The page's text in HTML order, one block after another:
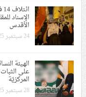
الإسناد
الأقدس
24 سبتمبر 2025
على
المركزيّة
28 سبتمبر 2025